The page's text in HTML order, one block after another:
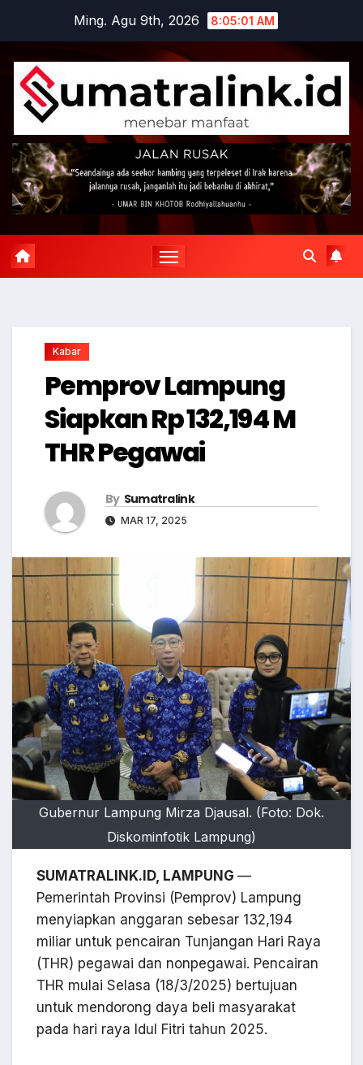
content
Ming. Agu 9th, 2026 8:05:02 AM
Kabar
Pemprov Lampung
Siapkan Rp 132,194 M
THR Pegawai
By Sumatralink
MAR 17, 2025
Gubernur Lampung Mirza Djausal. (Foto: Dok.
Diskominfotik Lampung)
SUMATRALINK.ID, LAMPUNG —
Pemerintah Provinsi (Pemprov) Lampung
menyiapkan anggaran sebesar 132,194
miliar untuk pencairan Tunjangan Hari Raya
(THR) pegawai dan nonpegawai. Pencairan
THR mulai Selasa (18/3/2025) bertujuan
untuk mendorong daya beli masyarakat
pada hari raya Idul Fitri tahun 2025.